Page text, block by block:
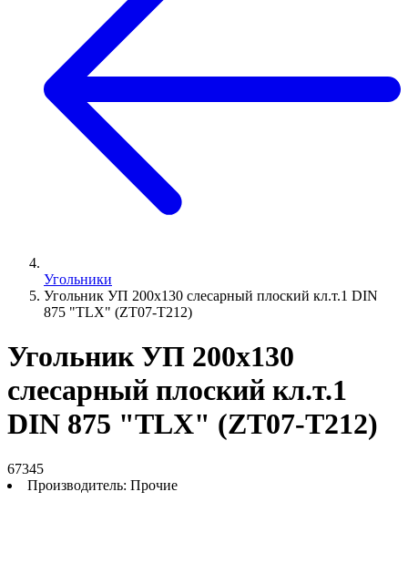
Угольники
Угольник УП 200х130 слесарный плоский кл.т.1 DIN
875 "TLX" (ZT07-T212)
Угольник УП 200х130
слесарный плоский кл.т.1
DIN 875 "TLX" (ZT07-T212)
67345
Производитель: Прочие